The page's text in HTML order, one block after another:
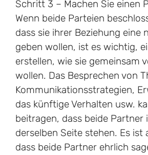
Schritt 3 – Machen Sie einen
Wenn beide Parteien
dass sie ihrer Beziehung eine
geben wollen, ist es wichtig,
erstellen, wie sie gemeinsam
wollen. Das Besprechen von
Kommunikationsstrategien,
das künftige Verhalten usw.
beitragen, dass beide
derselben Seite stehen. Es ist
dass beide Partner ehrlich